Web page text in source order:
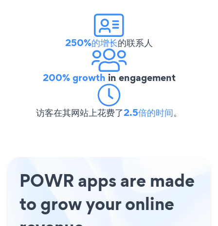
250%的增长的联系人
200% growth in engagement
访客在其网站上花费了2.5倍的时间。
POWR apps are made
to grow your online